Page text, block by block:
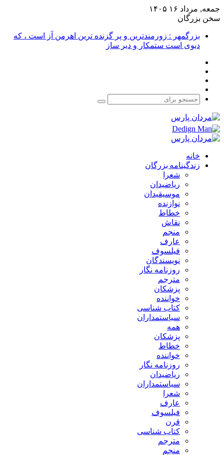
جمعه, مرداد ۱۶ ۱۴۰۵
سخن بزرگان
بزرگمهر : زورمندترین و پر گزنده ترین اهرمن آز است ، که
دیوی است ستمکار و دیر ساز
جستجو
خانه
زندگینامه بزرگان
شعرا
ریاضیدان
موسیقیدان
نوازنده
خطاط
نقاش
منجم
عارف
فیلسوف
نویسندگان
روزنامه نگار
مترجم
پزشکان
خواننده
کتاب شناسی
سیاستمداران
همه
پزشکان
خطاط
خواننده
روزنامه نگار
ریاضیدان
سیاستمداران
شعرا
عارف
فیلسوف
قرن
کتاب شناسی
مترجم
منجم